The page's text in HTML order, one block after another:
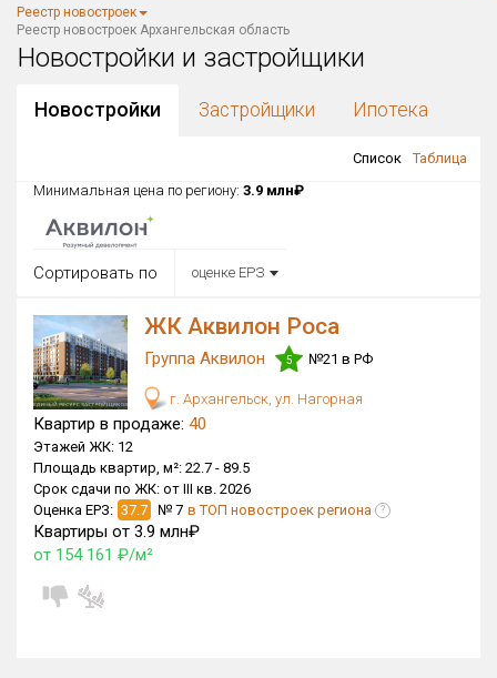
Регион ЖК
Архангельская область
Район в регионе
Все
Все
Район в городе
Цена
от
Общая площадь, м²
от
Срок сдачи
от до
Вид объекта
Реестр новостроек
Реестр новостроек Архангельская область
Новостройки и застройщики
Новостройки Застройщики Ипотека
Список
Таблица
Минимальная цена по региону: 3.9 млн₽
Сортировать по оценке ЕРЗ
ЖК Аквилон Роса
Группа Аквилон 5 №21 в РФ
г. Архангельск, ул. Нагорная
Квартир в продаже: 40
Этажей ЖК: 12
Площадь квартир, м²: 22.7 - 89.5
Срок сдачи по ЖК: от III кв. 2026
Оценка ЕРЗ: 37.7 № 7 в ТОП новостроек региона ?
Квартиры от 3.9 млн₽
от 154 161 ₽/м²